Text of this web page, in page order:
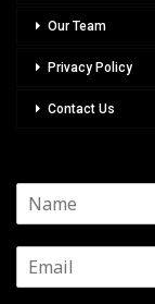
Our Team
Privacy Policy
Contact Us